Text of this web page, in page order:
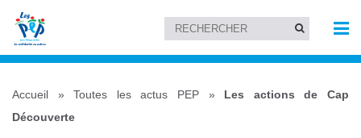
Accueil »Toutes les actus PEP » Les actions de Cap
Découverte